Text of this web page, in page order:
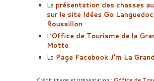
La présentation des chasses
sur le site Idées Go Languedoc
Roussillon
L’Office de Tourisme de la
Motte
La Page Facebook J’m La
Crédit image et présentation : Office de